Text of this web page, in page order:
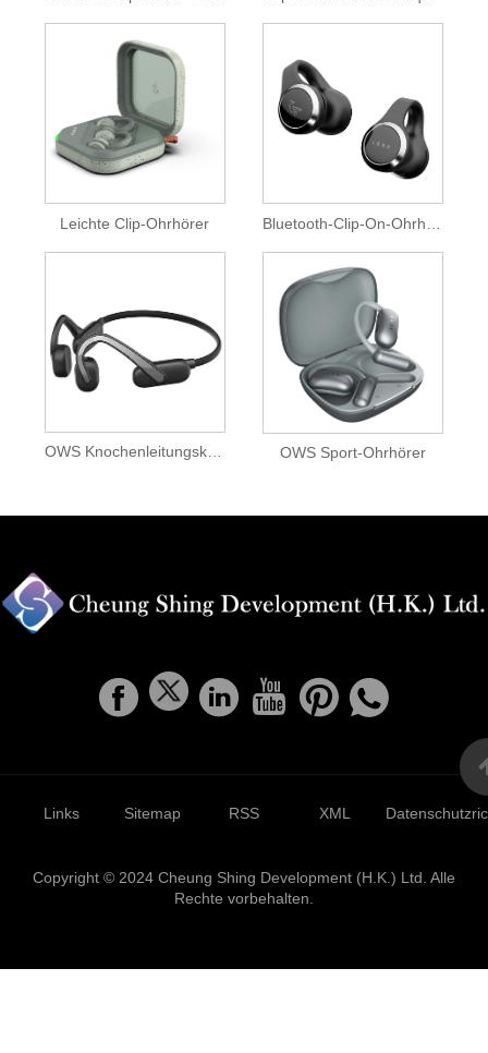
Leichte Clip-Ohrhörer
OWS Knochenleitungskopfhörer OWS Sport-Ohrhörer
Links Sitemap RSS XML
Copyright © 2024 Cheung Shing Development (H.K.) Ltd. Alle
Rechte vorbehalten.